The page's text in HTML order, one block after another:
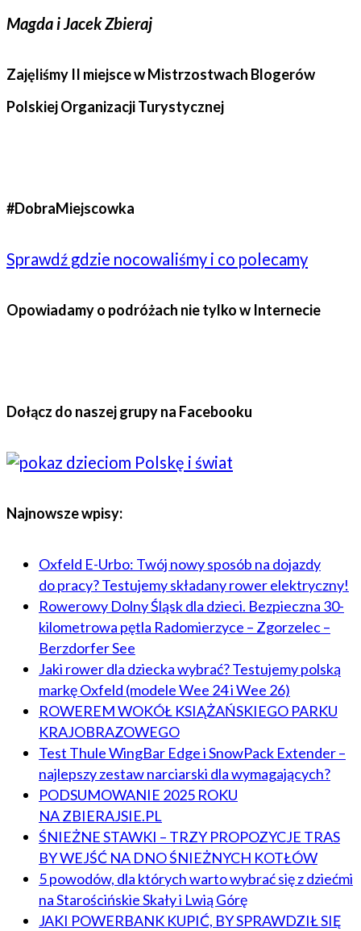
Magda i Jacek Zbieraj
Zajęliśmy II miejsce w Mistrzostwach Blogerów
Polskiej Organizacji Turystycznej
#DobraMiejscowka
Sprawdź gdzie nocowaliśmy i co polecamy
Opowiadamy o podróżach nie tylko w Internecie
Dołącz do naszej grupy na Facebooku
Najnowsze wpisy:
Oxfeld E-Urbo: Twój nowy sposób na dojazdy
do pracy? Testujemy składany rower elektryczny!
Rowerowy Dolny Śląsk dla dzieci. Bezpieczna 30-
kilometrowa pętla Radomierzyce – Zgorzelec –
Berzdorfer See
Jaki rower dla dziecka wybrać? Testujemy polską
markę Oxfeld (modele Wee 24 i Wee 26)
ROWEREM WOKÓŁ KSIĄŻAŃSKIEGO PARKU
KRAJOBRAZOWEGO
Test Thule WingBar Edge i SnowPack Extender –
najlepszy zestaw narciarski dla wymagających?
PODSUMOWANIE 2025 ROKU
NA ZBIERAJSIE.PL
ŚNIEŻNE STAWKI – TRZY PROPOZYCJE TRAS
BY WEJŚĆ NA DNO ŚNIEŻNYCH KOTŁÓW
5 powodów, dla których warto wybrać się z dziećmi
na Starościńskie Skały i Lwią Górę
JAKI POWERBANK KUPIĆ, BY SPRAWDZIŁ SIĘ